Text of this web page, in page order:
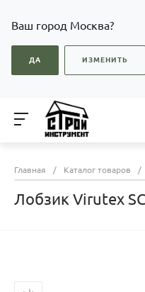
Ваш город Москва?
ДА ИЗМЕНИТЬ
Главная / Каталог товаров /
Лобзик Virutex